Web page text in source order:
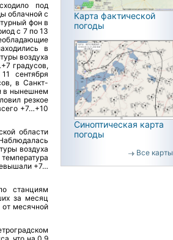
под
облачной с
фон в
с 7 по 13
в
воздуха
градусов,
сентября
в Санкт-
в нынешнем
резкое
+7…+10
области
воздуха
+7…
станциям
за месяц
от месячной
Карта фактической
погоды
Синоптическая карта
погоды
Все карты